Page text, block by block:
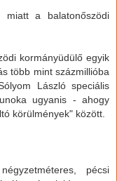
miatt a balatonőszödi
kormányüdülő egyik
több mint százmillióba
László speciális
ugyanis - ahogy
körülmények" között.
pécsi